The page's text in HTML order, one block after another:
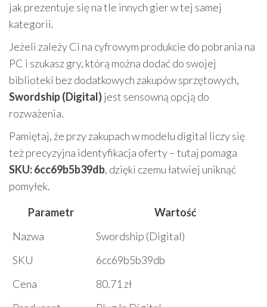
jak prezentuje się na tle innych gier w tej samej
kategorii.
Jeżeli zależy Ci na cyfrowym produkcie do pobrania na
PC i szukasz gry, którą można dodać do swojej
biblioteki bez dodatkowych zakupów sprzętowych,
Swordship (Digital)jest sensowną opcją do
rozważenia.
Pamiętaj, że przy zakupach w modelu digital liczy się
też precyzyjna identyfikacja oferty – tutaj pomaga
SKU: 6cc69b5b39db, dzięki czemu łatwiej uniknąć
pomyłek.
Parametr
Wartość
Nazwa
Swordship (Digital)
SKU
6cc69b5b39db
Cena
80.71 zł